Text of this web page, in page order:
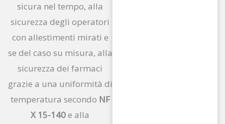
sicura nel tempo, alla
sicurezza degli operatori
con allestimenti mirati e
se del caso su misura, alla
sicurezza dei farmaci
grazie a una uniformità di
temperatura secondo NF
X 15-140e alla